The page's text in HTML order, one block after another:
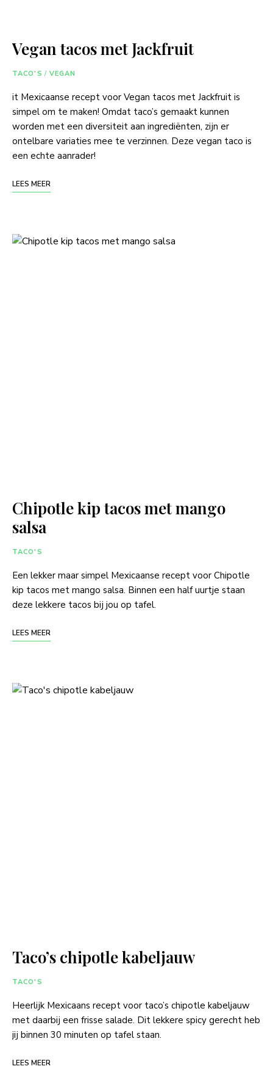
Vegan tacos met Jackfruit
TACO'S / VEGAN
it Mexicaanse recept voor Vegan tacos met Jackfruit is
simpel om te maken! Omdat taco’s gemaakt kunnen
worden met een diversiteit aan ingrediënten, zijn er
ontelbare variaties mee te verzinnen. Deze vegan taco is
een echte aanrader!
LEES MEER
Chipotle kip tacos met mango
salsa
TACO'S
Een lekker maar simpel Mexicaanse recept voor Chipotle
kip tacos met mango salsa. Binnen een half uurtje staan
deze lekkere tacos bij jou op tafel.
LEES MEER
Taco’s chipotle kabeljauw
TACO'S
Heerlijk Mexicaans recept voor taco’s chipotle kabeljauw
met daarbij een frisse salade. Dit lekkere spicy gerecht heb
jij binnen 30 minuten op tafel staan.
LEES MEER